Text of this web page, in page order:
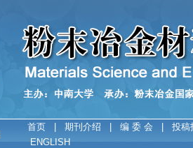
首页 期刊介绍 编 委 会
投稿
ENGLISH